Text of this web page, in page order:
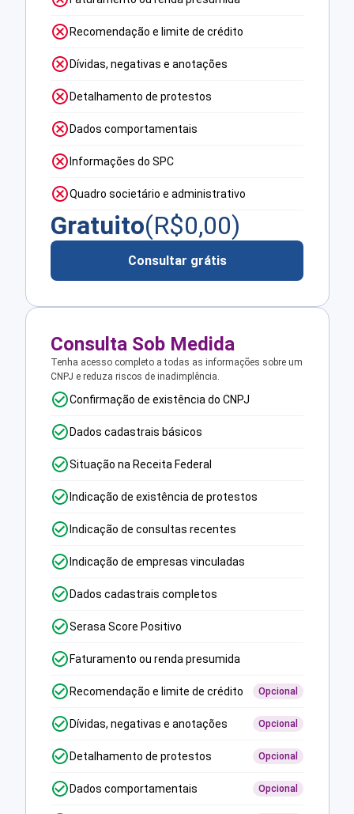
Recomendação e limite de crédito
Dívidas, negativas e anotações
Detalhamento de protestos
Dados comportamentais
Informações do SPC
Quadro societário e administrativo
Gratuito(R$0,00)
Consultar grátis
Consulta Sob Medida
Tenha acesso completo a todas as informações sobre um
CNPJ e reduza riscos de inadimplência.
Confirmação de existência do CNPJ
Dados cadastrais básicos
Situação na Receita Federal
Indicação de existência de protestos
Indicação de consultas recentes
Indicação de empresas vinculadas
Dados cadastrais completos
Serasa Score Positivo
Faturamento ou renda presumida
Recomendação e limite de crédito Opcional
Dívidas, negativas e anotações Opcional
Detalhamento de protestos Opcional
Dados comportamentais Opcional